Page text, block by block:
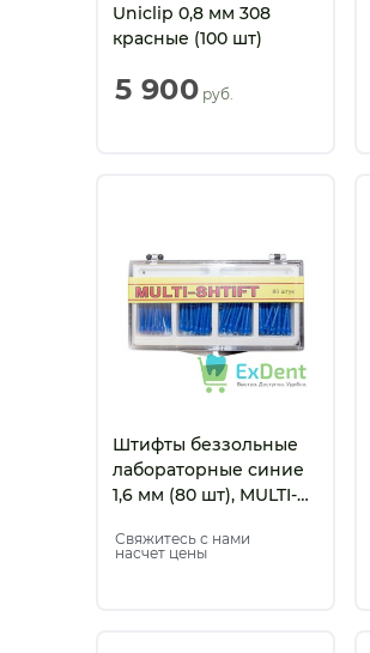
Uniclip 0,8 мм 308
красные (100 шт)
5 900 руб.
Штифты беззольные
лабораторные синие
1,6 мм (80 шт), MULTI-
Свяжитесь с нами
насчет цены